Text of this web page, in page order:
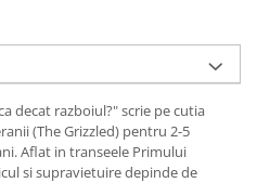
decat razboiul?" scrie pe cutia
(The Grizzled) pentru 2-5
Aflat in transeele Primului
si supravietuire depinde de